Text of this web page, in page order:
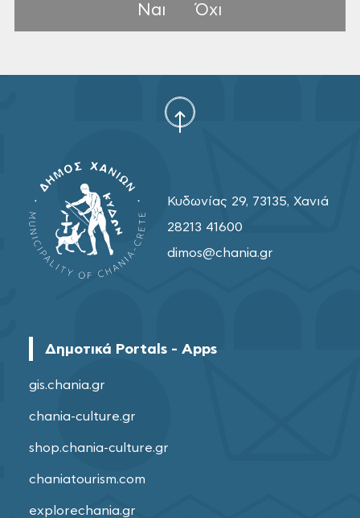
Ναι
Όχι
Κυδωνίας 29, 73135, Χανιά
28213 41600
dimos@chania.gr
Δημοτικά Portals - Apps
gis.chania.gr
chania-culture.gr
shop.chania-culture.gr
chaniatourism.com
explorechania.gr